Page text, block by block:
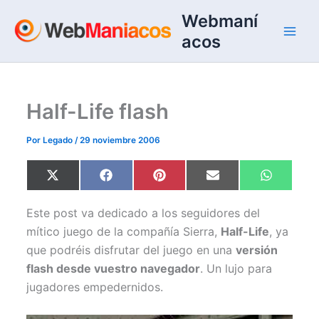
contenido
Webmaní
acos
Half-Life flash
Por Legado/29 noviembre 2006
Compartir
en
X
(
w
i
t
e
)
Compartir
en
F
a
e
b
o
o
k
Compartir
en
P
i
t
e
r
e
s
t
Compartir
en
E
m
i
l
en
W
h
A
p
p
Este post va dedicado a los seguidores del
mítico juego de la compañía Sierra, Half-Life, ya
que podréis disfrutar del juego en unaversión
flash desde vuestro navegador. Un lujo para
jugadores empedernidos.